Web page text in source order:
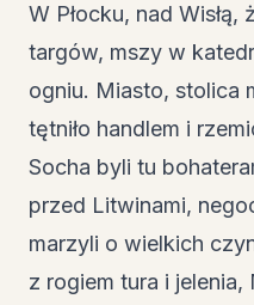
W Płocku, nad
targów, mszy w
ogniu. Miasto, stolica
tętniło handlem i
Socha byli tu
przed Litwinami,
marzyli o wielkich
z rogiem tura i jelenia,